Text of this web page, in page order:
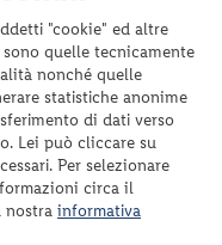
da1455 €
a persona per 8 notti
"cookie" ed altre
quelle tecnicamente
nonché quelle
statistiche anonime
di dati verso
Lei può cliccare su
Per selezionare
circa il
nostra informativa